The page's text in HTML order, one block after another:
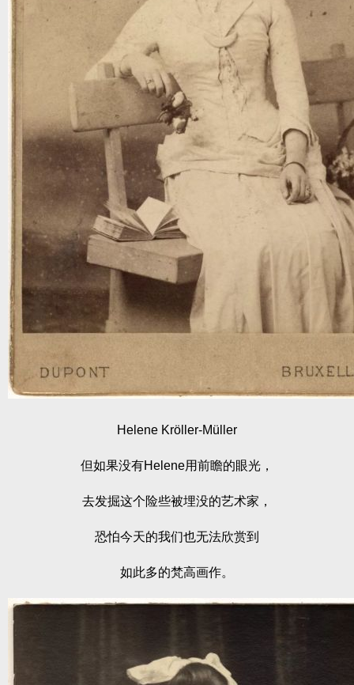
Helene Kröller-Müller
但如果没有Helene用前瞻的眼光，
去发掘这个险些被埋没的艺术家，
恐怕今天的我们也无法欣赏到
如此多的梵高画作。